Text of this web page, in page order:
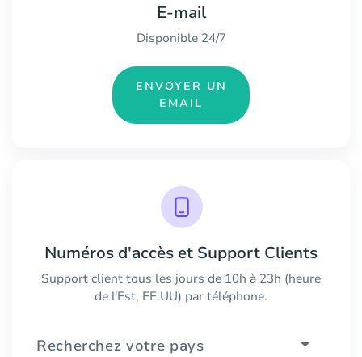
E-mail
Disponible 24/7
ENVOYER UN
EMAIL
Numéros d'accès et Support Clients
Support client tous les jours de 10h à 23h (heure
de l'Est, EE.UU) par téléphone.
Recherchez votre pays